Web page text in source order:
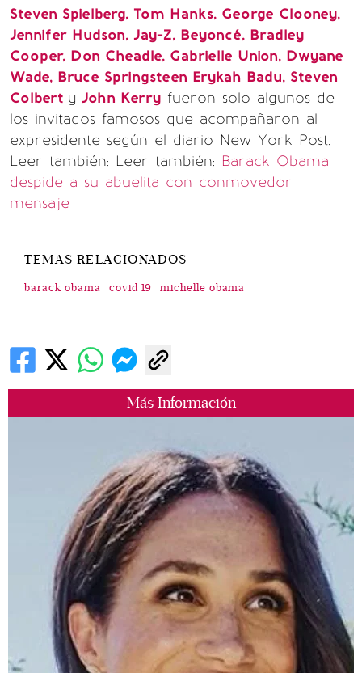
Más Información
Steven Spielberg, Tom Hanks, George Clooney,
Jennifer Hudson, Jay-Z, Beyoncé, Bradley
Cooper, Don Cheadle, Gabrielle Union, Dwyane
Wade, Bruce Springsteen Erykah Badu, Steven
Colbert y John Kerry fueron solo algunos de
los invitados famosos que acompañaron al
expresidente según el diario New York Post.
Leer también: Leer también: Barack Obama
despide a su abuelita con conmovedor
mensaje
TEMAS RELACIONADOS
barack obama covid 19 michelle obama